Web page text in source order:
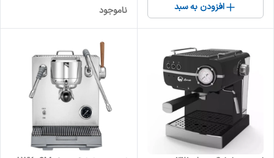
افزودن به سبد ناموجود